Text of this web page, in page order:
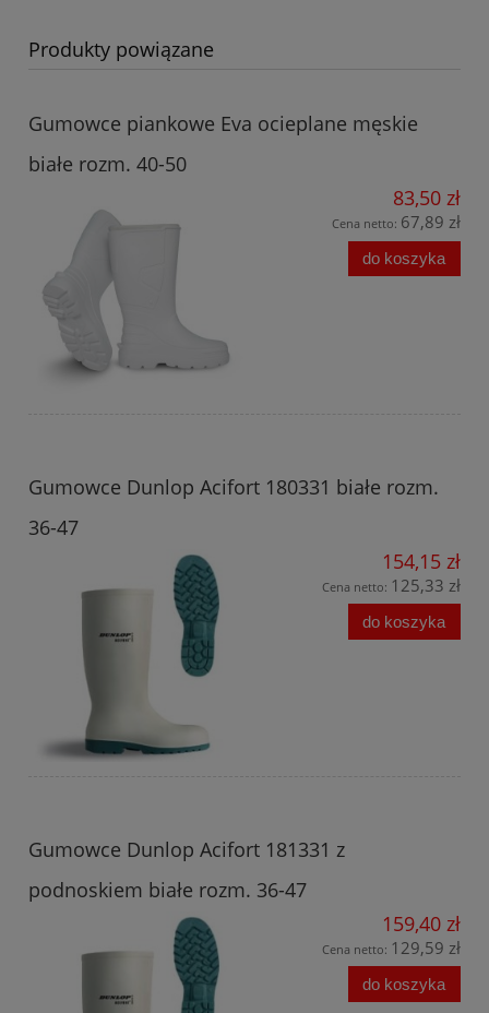
Produkty powiązane
Gumowce piankowe Eva ocieplane męskie
białe rozm. 40-50
83,50 zł
Cena netto: 67,89 zł
do koszyka
Gumowce Dunlop Acifort 180331 białe rozm.
36-47
154,15 zł
Cena netto: 125,33 zł
do koszyka
Gumowce Dunlop Acifort 181331 z
podnoskiem białe rozm. 36-47
159,40 zł
Cena netto: 129,59 zł
do koszyka